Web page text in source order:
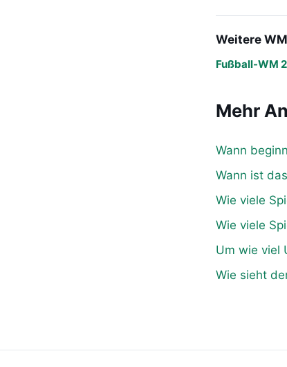
Weitere
Fußball-WM
Mehr
Wann
Wann ist
Wie viele
Wie viele
Um wie viel
Wie sieht